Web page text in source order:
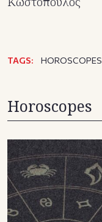
TAGS: HOROSCOPES
Horoscopes